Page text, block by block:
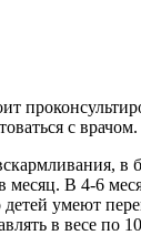
с врачом.
в
месяц. В 4-6
умеют
в весе по